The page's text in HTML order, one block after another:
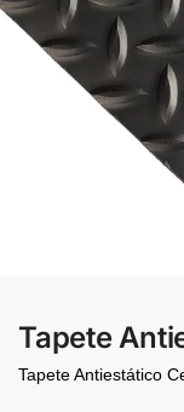
Tapete
Tapete Antiestático